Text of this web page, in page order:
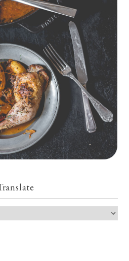
auf Paprikakraut und kleinen
Kartoffeln